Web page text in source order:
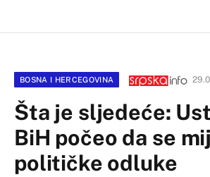
BOSNA I HERCEGOVINA
Šta je sljedeće:
BiH počeo da se
političke odluke